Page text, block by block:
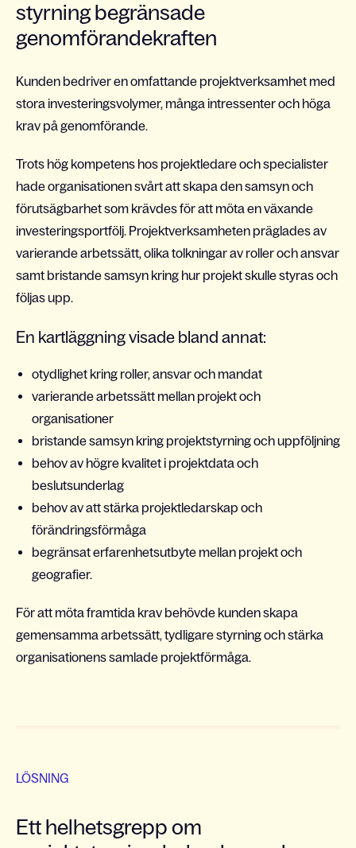
styrning begränsade
genomförandekraften
Kunden bedriver en omfattande projektverksamhet med
stora investeringsvolymer, många intressenter och höga
krav på genomförande.
Trots hög kompetens hos projektledare och specialister
hade organisationen svårt att skapa den samsyn och
förutsägbarhet som krävdes för att möta en växande
investeringsportfölj. Projektverksamheten präglades av
varierande arbetssätt, olika tolkningar av roller och ansvar
samt bristande samsyn kring hur projekt skulle styras och
följas upp.
En kartläggning visade bland annat:
otydlighet kring roller, ansvar och mandat
varierande arbetssätt mellan projekt och
organisationer
bristande samsyn kring projektstyrning och uppföljning
behov av högre kvalitet i projektdata och
beslutsunderlag
behov av att stärka projektledarskap och
förändringsförmåga
begränsat erfarenhetsutbyte mellan projekt och
geografier.
För att möta framtida krav behövde kunden skapa
gemensamma arbetssätt, tydligare styrning och stärka
organisationens samlade projektförmåga.
LÖSNING
Ett helhetsgrepp om